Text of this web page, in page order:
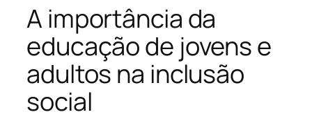
A importância da
educação de jovens e
adultos na inclusão
social